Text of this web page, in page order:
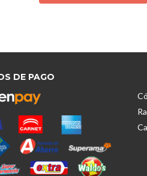
DE PAGO